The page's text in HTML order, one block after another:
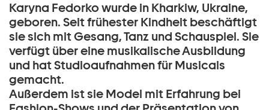
Karyna Fedorko wurde in Kharkiw, Ukraine,
geboren. Seit frühester Kindheit beschäftigt
sie sich mit Gesang, Tanz und Schauspiel. Sie
verfügt über eine musikalische Ausbildung
und hat Studioaufnahmen für Musicals
gemacht.
Außerdem ist sie Model mit Erfahrung bei